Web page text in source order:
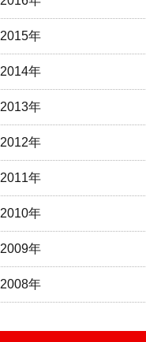
2015年
2014年
2013年
2012年
2011年
2010年
2009年
2008年